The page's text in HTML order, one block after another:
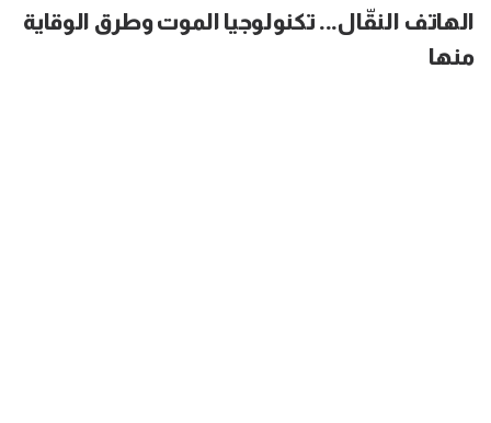
الهاتف النقّال... تكنولوجيا الموت وطرق الوقاية
منها